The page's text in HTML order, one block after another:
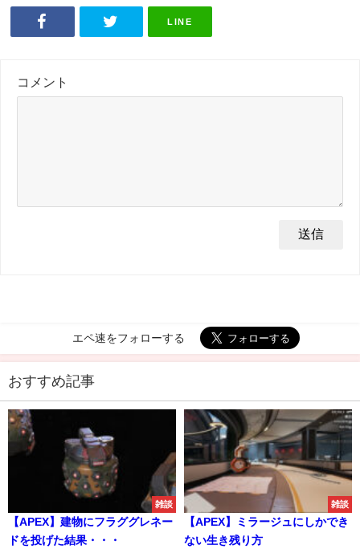
LINE
コメント
エペ速をフォローする
おすすめ記事
雑談
【APEX】建物にフラググレネー
ドを投げた結果・・・
雑談
【APEX】ミラージュにしかでき
ない生き残り方